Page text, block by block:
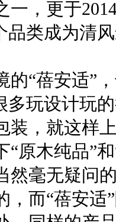
一，更于
品类成为清
的“蓓安适”
多玩设计玩
装，就这样
“原木纯品”
然毫无疑问
，而“蓓安适